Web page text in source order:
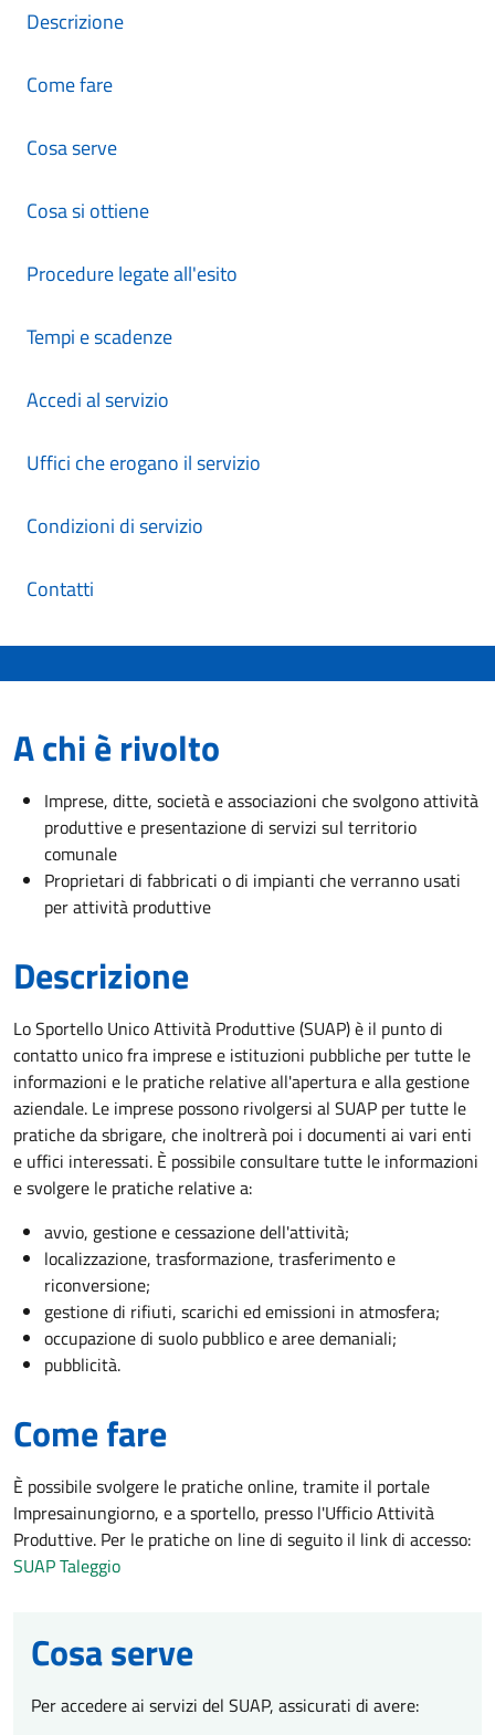
Descrizione
Come fare
Cosa serve
Cosa si ottiene
Procedure legate all'esito
Tempi e scadenze
Accedi al servizio
Uffici che erogano il servizio
Condizioni di servizio
Contatti
A chi è rivolto
Imprese, ditte, società e associazioni che svolgono attività
produttive e presentazione di servizi sul territorio
comunale
Proprietari di fabbricati o di impianti che verranno usati
per attività produttive
Descrizione
Lo Sportello Unico Attività Produttive (SUAP) è il punto di
contatto unico fra imprese e istituzioni pubbliche per tutte le
informazioni e le pratiche relative all'apertura e alla gestione
aziendale. Le imprese possono rivolgersi al SUAP per tutte le
pratiche da sbrigare, che inoltrerà poi i documenti ai vari enti
e uffici interessati. È possibile consultare tutte le informazioni
e svolgere le pratiche relative a:
avvio, gestione e cessazione dell'attività;
localizzazione, trasformazione, trasferimento e
riconversione;
gestione di rifiuti, scarichi ed emissioni in atmosfera;
occupazione di suolo pubblico e aree demaniali;
pubblicità.
Come fare
È possibile svolgere le pratiche online, tramite il portale
Impresainungiorno, e a sportello, presso l'Ufficio Attività
Produttive. Per le pratiche on line di seguito il link di accesso:
SUAP Taleggio
Cosa serve
Per accedere ai servizi del SUAP, assicurati di avere: